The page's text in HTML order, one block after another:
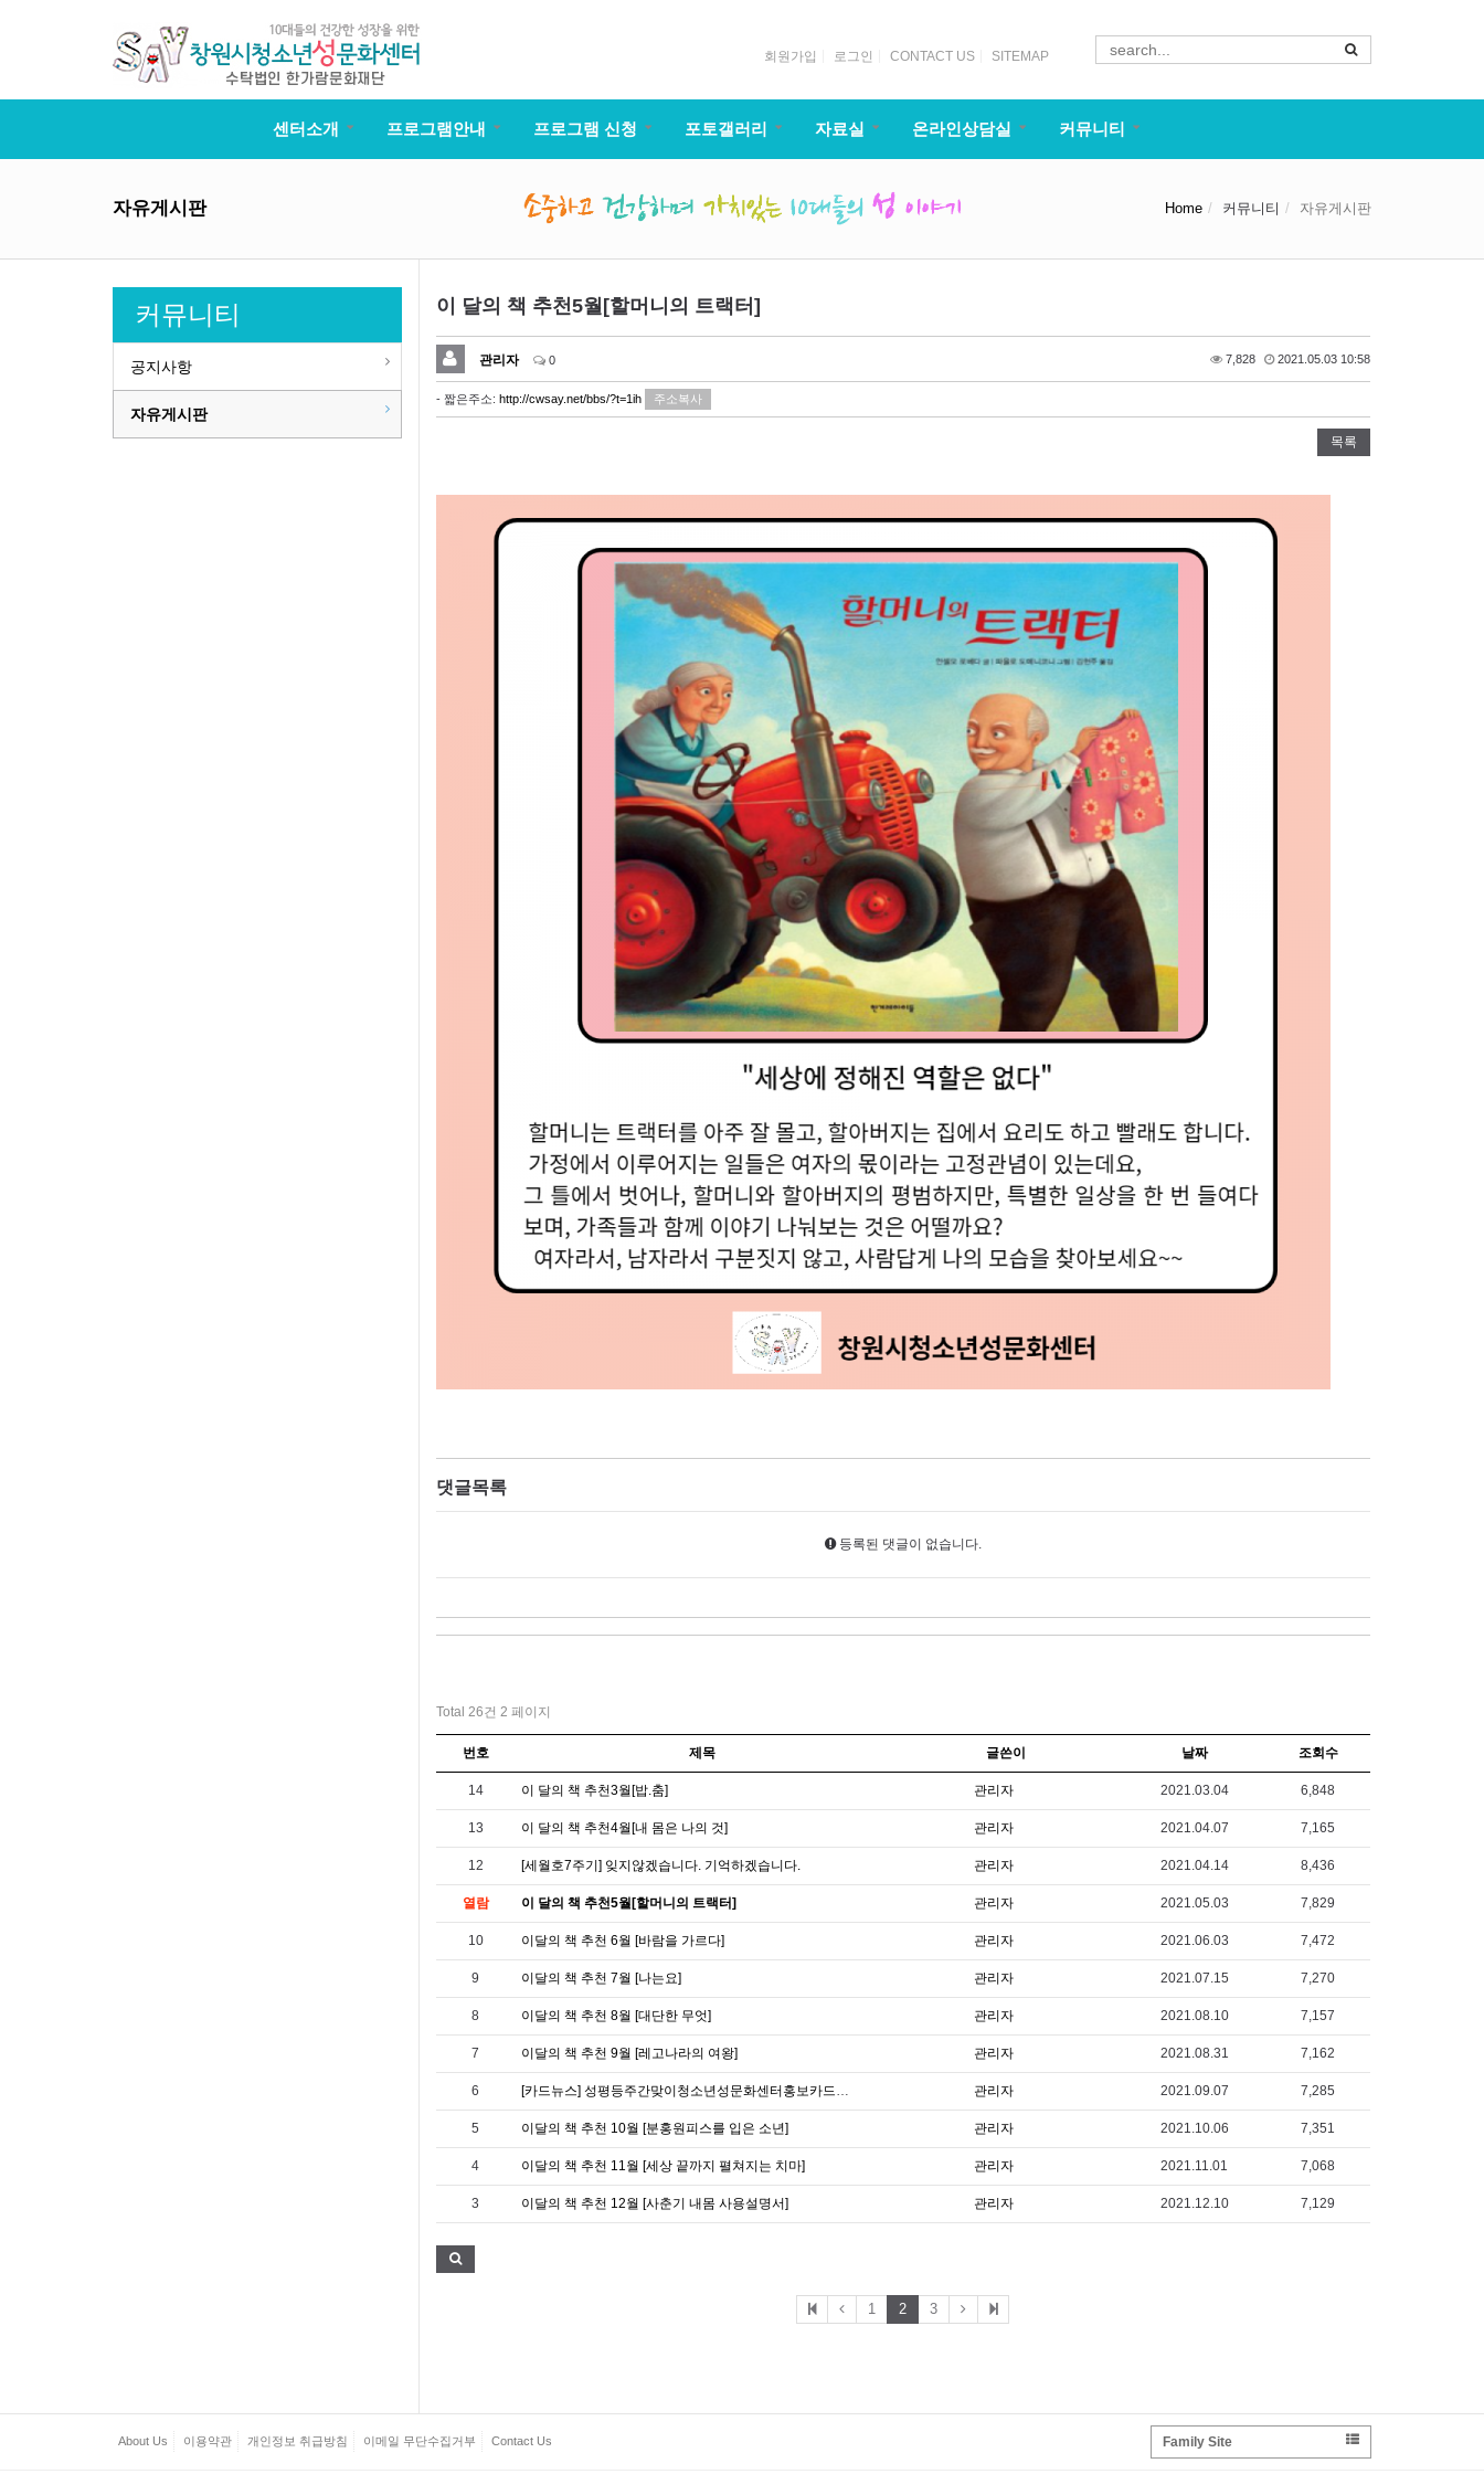
회원가입 로그인 CONTACT US SITEMAP
센터소개 프로그램안내 프로그램 신청 포토갤러리 자료실 온라인상담실 커뮤니티
자유게시판 Home 커뮤니티 자유게시판
커뮤니티
공지사항
자유게시판
이 달의 책 추천5월[할머니의 트랙터]
관리자 0 7,828 2021.05.03 10:58
- 짧은주소: http://cwsay.net/bbs/?t=1ih 주소복사
목록
댓글목록
등록된 댓글이 없습니다.
Total 26건 2 페이지
번호 제목 글쓴이 날짜 조회수
14 이 달의 책 추천3월[밥.춤] 관리자 2021.03.04 6,848
13 이 달의 책 추천4월[내 몸은 나의 것] 관리자 2021.04.07 7,165
12 [세월호7주기] 잊지않겠습니다. 기억하겠습니다. 관리자 2021.04.14 8,436
열람 이 달의 책 추천5월[할머니의 트랙터] 관리자 2021.05.03 7,829
10 이달의 책 추천 6월 [바람을 가르다] 관리자 2021.06.03 7,472
9 이달의 책 추천 7월 [나는요] 관리자 2021.07.15 7,270
8 이달의 책 추천 8월 [대단한 무엇] 관리자 2021.08.10 7,157
7 이달의 책 추천 9월 [레고나라의 여왕] 관리자 2021.08.31 7,162
6 [카드뉴스] 성평등주간맞이청소년성문화센터홍보카드뉴스 관리자 2021.09.07 7,285
5 이달의 책 추천 10월 [분홍원피스를 입은 소년] 관리자 2021.10.06 7,351
4 이달의 책 추천 11월 [세상 끝까지 펼쳐지는 치마] 관리자 2021.11.01 7,068
3 이달의 책 추천 12월 [사춘기 내몸 사용설명서] 관리자 2021.12.10 7,129
1 2 3
About Us 이용약관 개인정보 취급방침 이메일 무단수집거부 Contact Us Family Site